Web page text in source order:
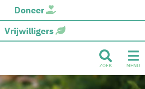
Doneer
Vrijwilligers
ZOEK MENU